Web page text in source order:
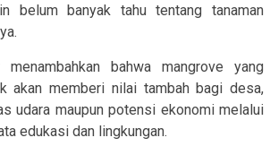
belum banyak tahu tentang tanaman
bahwa mangrove yang
akan memberi nilai tambah bagi desa,
udara maupun potensi ekonomi melalui
edukasi dan lingkungan.